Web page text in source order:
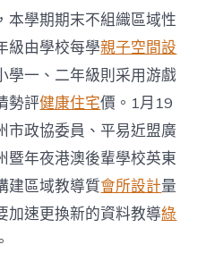
設
計
令”
后
新
隱
憂？
廣
州
市
政
協
本學期期末不組織區域性
級由學校每學親子空間設
學一、二年級則采用游戲
勢評健康住宅價。1月19
市政協委員、平易近盟廣
暨年夜港澳後輩學校英東
建區域教導質會所設計量
加速更換新的資料教導綠